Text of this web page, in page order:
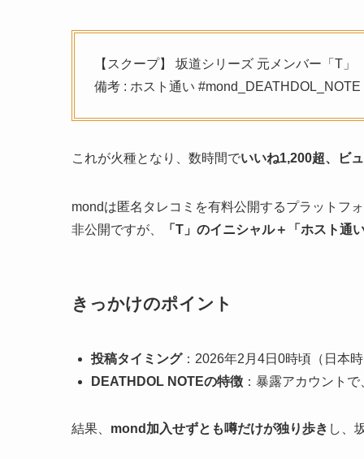
【スクープ】 坂道シリーズ 元メンバー「T」
備考 : ホスト通い
これが火種となり、数時間でいいね1,200超、ビ
mondは匿名タレコミを有料公開するプラットフ
非公開ですが、
「T」のイニシャル＋「ホスト通
きっかけのポイント
投稿タイミング：2026年2月4日0時頃（日本
DEATHDOL NOTEの特徴 ：暴露アカウント
結果、 mond加入せずとも噂だけが独り歩き し、